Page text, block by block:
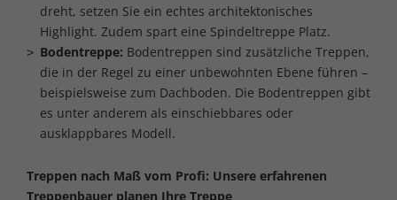
dreht, setzen Sie ein echtes architektonisches
Highlight. Zudem spart eine Spindeltreppe Platz.
Bodentreppe: Bodentreppen sind zusätzliche Treppen,
die in der Regel zu einer unbewohnten Ebene führen –
beispielsweise zum Dachboden. Die Bodentreppen gibt
es unter anderem als einschiebbares oder
ausklappbares Modell.
Treppen nach Maß vom Profi: Unsere erfahrenen
Treppenbauer planen Ihre Treppe